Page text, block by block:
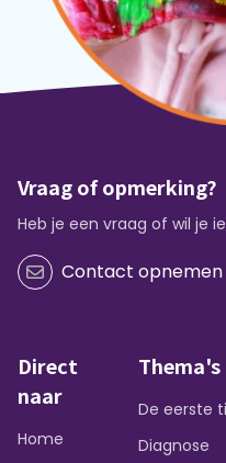
Vraag of opmerking?
Heb je een vraag of wil je
Contact opnemen
Direct
naar
Home
Thema's
De eerste
Diagnose